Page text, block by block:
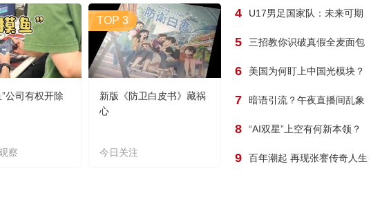
公司有权开除
察
TOP 3
新版《防卫白皮书》藏祸
心
今日关注
4 U17男足国家队：未来可期
5 三招教你识破真假全麦面包
6 美国为何盯上中国光模块？
7 暗语引流？午夜直播间乱象
8 “AI双星”上空有何新本领？
9 百年潮起 再现张謇传奇人生